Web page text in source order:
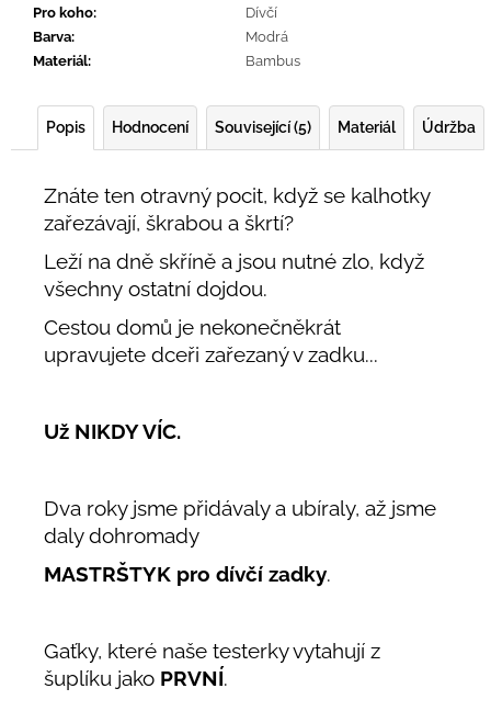
Pro koho:
Dívčí
Barva:
Modrá
Materiál: Bambus
Popis Hodnocení Související (5) Materiál Údržba
Znáte ten otravný pocit, když se kalhotky
zařezávají, škrabou a škrtí?
Leží na dně skříně a jsou nutné zlo, když
všechny ostatní dojdou.
Cestou domů je nekonečněkrát
upravujete dceři zařezaný v zadku...
Už NIKDY VÍC.
Dva roky jsme přidávaly a ubíraly, až jsme
daly dohromady
MASTRŠTYK pro dívčí zadky.
Gaťky, které naše testerky vytahují z
šuplíku jako PRVNÍ.